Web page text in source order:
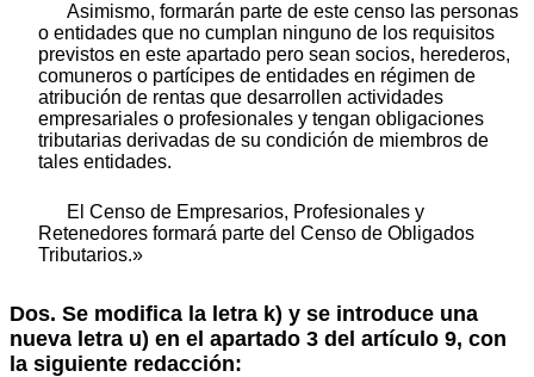
Asimismo, formarán parte de este censo las personas
o entidades que no cumplan ninguno de los requisitos
previstos en este apartado pero sean socios, herederos,
comuneros o partícipes de entidades en régimen de
atribución de rentas que desarrollen actividades
empresariales o profesionales y tengan obligaciones
tributarias derivadas de su condición de miembros de
tales entidades.
El Censo de Empresarios, Profesionales y
Retenedores formará parte del Censo de Obligados
Tributarios.»
Dos. Se modifica la letra k) y se introduce una
nueva letra u) en el apartado 3 del artículo 9, con
la siguiente redacción: